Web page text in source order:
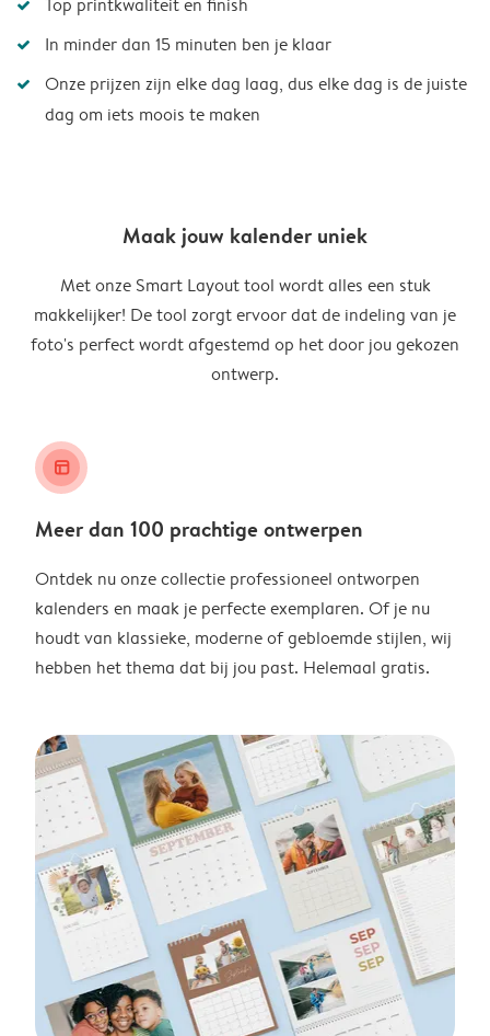
Top printkwaliteit en finish
In minder dan 15 minuten ben je klaar
Onze prijzen zijn elke dag laag, dus elke dag is de juiste
dag om iets moois te maken
Maak jouw kalender uniek
Met onze Smart Layout tool wordt alles een stuk
makkelijker! De tool zorgt ervoor dat de indeling van je
foto's perfect wordt afgestemd op het door jou gekozen
ontwerp.
layout_alt
Meer dan 100 prachtige ontwerpen
Ontdek nu onze collectie professioneel ontworpen
kalenders en maak je perfecte exemplaren. Of je nu
houdt van klassieke, moderne of gebloemde stijlen, wij
hebben het thema dat bij jou past. Helemaal gratis.